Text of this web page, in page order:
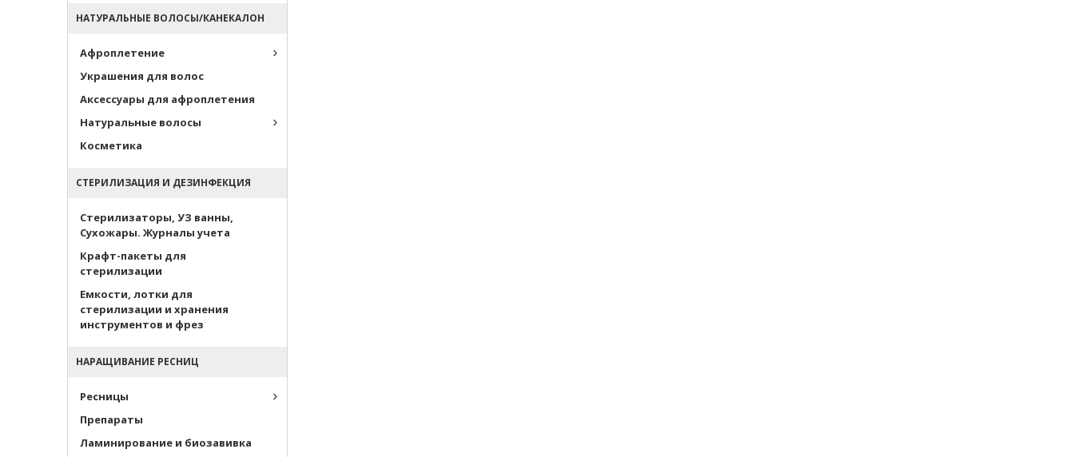
НАТУРАЛЬНЫЕ ВОЛОСЫ/КАНЕКАЛОН
Афроплетение
Украшения для волос
Аксессуары для афроплетения
Натуральные волосы
Косметика
СТЕРИЛИЗАЦИЯ И ДЕЗИНФЕКЦИЯ
Стерилизаторы, УЗ ванны,
Сухожары. Журналы учета
Крафт-пакеты для
стерилизации
Емкости, лотки для
стерилизации и хранения
инструментов и фрез
НАРАЩИВАНИЕ РЕСНИЦ
Ресницы
Препараты
Ламинирование и биозавивка